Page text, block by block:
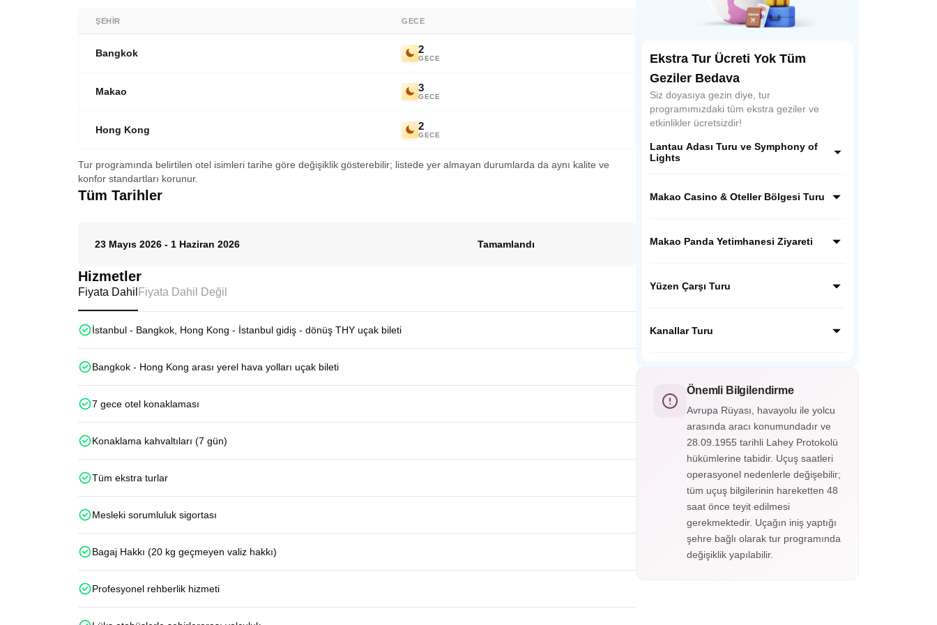
ŞEHIR GECE
Bangkok 2
GECE
Makao 3
GECE
Hong Kong 2
GECE
Tur programında belirtilen otel isimleri tarihe göre değişiklik gösterebilir; listede yer almayan durumlarda da aynı kalite ve
konfor standartları korunur.
Tüm Tarihler
23 Mayıs 2026 - 1 Haziran 2026 Tamamlandı
Hizmetler
Fiyata Dahil Fiyata Dahil Değil
İstanbul - Bangkok, Hong Kong - İstanbul gidiş - dönüş THY uçak bileti
Bangkok - Hong Kong arası yerel hava yolları uçak bileti
7 gece otel konaklaması
Konaklama kahvaltıları (7 gün)
Tüm ekstra turlar
Mesleki sorumluluk sigortası
Bagaj Hakkı (20 kg geçmeyen valiz hakkı)
Profesyonel rehberlik hizmeti
Ekstra Tur Ücreti Yok Tüm
Geziler Bedava
Siz doyasıya gezin diye, tur
programımızdaki tüm ekstra geziler ve
etkinlikler ücretsizdir!
Lantau Adası Turu ve Symphony of
Lights
keşfedin. Ardından, Hong Kong'un
ile gecenin ışıltısını birleştiren unutulmaz bir
Makao Casino & Oteller Bölgesi Turu
kalbine yolculuk! Görkemli casino otelleri,
unutulmaz bir gece vaat ediyor. Işıkların
Makao Panda Yetimhanesi Ziyareti
Giant Panda Pavilion'da nadir dev pandaları
hayvanların korunması hakkında bilgi
Yüzen Çarşı Turu
geleneksel bir sandalda keşfedin! Renkli
Kanallar Turu
Geleneksel bir teknede, şehrin arka
sokaklarını ve tapınaklarını keşfedin.
Yaşamın sakin ritmine tanık olun.
Unutulmaz bir deneyim!
Önemli Bilgilendirme
Avrupa Rüyası, havayolu ile yolcu
arasında aracı konumundadır ve
28.09.1955 tarihli Lahey Protokolü
hükümlerine tabidir. Uçuş saatleri
operasyonel nedenlerle değişebilir;
tüm uçuş bilgilerinin hareketten 48
saat önce teyit edilmesi
gerekmektedir. Uçağın iniş yaptığı
şehre bağlı olarak tur programında
değişiklik yapılabilir.